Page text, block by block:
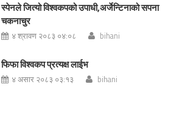
स्पेनले जित्यो विश्वकपको उपाधी,अर्जेन्टिनाको सपना
चकनाचुर
४ श्रावण २०८३ ०४:०८ bihani
फिफा विश्वकप प्रत्यक्ष लाईभ
४ असार २०८३ ०३:१३ bihani